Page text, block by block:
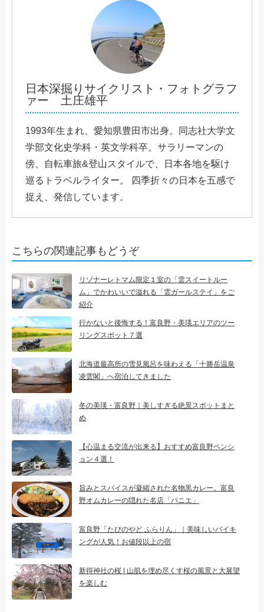
日本深掘りサイクリスト・フォトグラフ
ァー 土庄雄平
1993年生まれ、愛知県豊田市出身。同志社大学文
学部文化史学科・英文学科卒。サラリーマンの
傍、自転車旅&登山スタイルで、日本各地を駆け
巡るトラベルライター。 四季折々の日本を五感で
捉え、発信しています。
こちらの関連記事もどうぞ
リゾナーレトマム限定１室の「雲スイートルー
ム」でかわいいで溢れる「雲ガールステイ」をご
紹介
行かないと後悔する！富良野・美瑛エリアのツー
リングスポット７選
北海道最高所の雪見風呂を味わえる「十勝岳温泉
凌雲閣」へ宿泊してきました
冬の美瑛・富良野｜美しすぎる絶景スポットまと
め
【心温まる交流が出来る】おすすめ富良野ペンシ
ョン４選！
旨みとスパイスが凝縮された名物黒カレー。富良
野オムカレーの隠れた名店「パニエ」
富良野「たびのやど ふらりん」｜美味しいバイキ
ングが人気！お値段以上の宿
新得神社の桜 | 山肌を埋め尽くす桜の風景と大展望
を楽しむ